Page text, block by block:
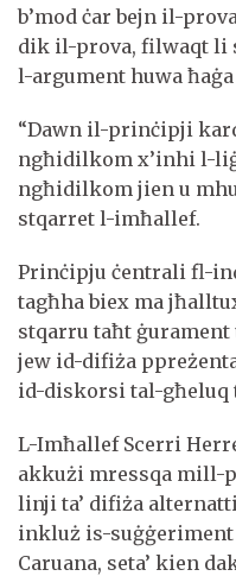
b’mod ċar bejn il-
dik il-prova, filwaqt li
l-argument huwa
“Dawn il-prinċipji
ngħidilkom x’inhi l-
ngħidilkom jien u
stqarret l-imħallef.
Prinċipju ċentrali fl-
tagħha biex ma
stqarru taħt
jew id-difiża
id-diskorsi tal-għeluq
L-Imħallef Scerri
akkużi mressqa
linji ta’ difiża
inkluż is-
Caruana, seta’ kien